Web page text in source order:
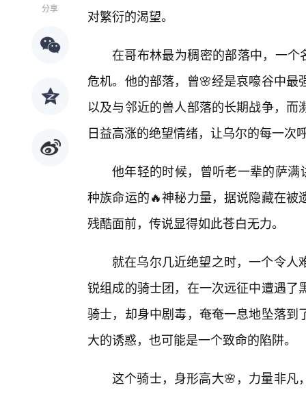
分享
对繁衍的渴望。
在哥布林最为稠密的部落中，一个
危机。他的部落，曾🌸经是哀嚎谷中
以及与邻近的兽人部落的长期战争，
日益高涨的绝望情绪，让乌尔的每一次
他年轻的时候，曾听老一辈的萨
种族命运的🔥神秘力量，据说隐藏在
残酷面前，传说显得如此苍白无力。
就在乌尔几近绝望之时，一个令
锐组成的骑士团，在一次远征中遭遇
骑士，却身中剧毒，奄奄一息地坠落
大的诱惑，也可能是一个致命的陷阱。
这个骑士，身形高大🌸，力量非凡